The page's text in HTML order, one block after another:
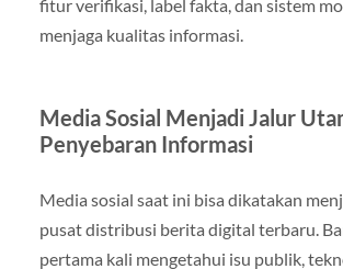
fitur verifikasi, label fakta, dan sistem
menjaga kualitas informasi.
Media Sosial Menjadi Jalur
Penyebaran Informasi
Media sosial saat ini bisa dikatakan
pusat distribusi berita digital terbaru.
pertama kali mengetahui isu publik,